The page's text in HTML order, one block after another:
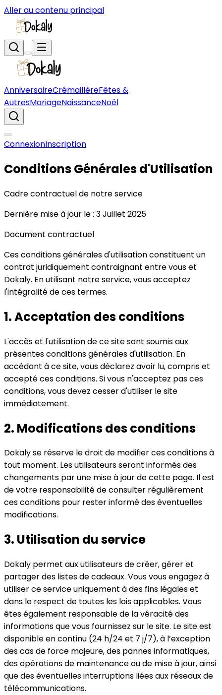
Aller au contenu principal
AnniversaireCrémaillèreFêtes &
AutresMariageNaissanceNoël
ConnexionInscription
Conditions Générales d'Utilisation
Cadre contractuel de notre service
Dernière mise à jour le : 3 Juillet 2025
Document contractuel
Ces conditions générales d'utilisation constituent un
contrat juridiquement contraignant entre vous et
Dokaly. En utilisant notre service, vous acceptez
l'intégralité de ces termes.
1.Acceptation des conditions
L'accès et l'utilisation de ce site sont soumis aux
présentes conditions générales d'utilisation. En
accédant à ce site, vous déclarez avoir lu, compris et
accepté ces conditions. Si vous n'acceptez pas ces
conditions, vous devez cesser d'utiliser le site
immédiatement.
2. Modifications des conditions
Dokaly se réserve le droit de modifier ces conditions à
tout moment. Les utilisateurs seront informés des
changements par une mise à jour de cette page. Il est
de votre responsabilité de consulter régulièrement
ces conditions pour rester informé des éventuelles
modifications.
3. Utilisation du service
Dokaly permet aux utilisateurs de créer, gérer et
partager des listes de cadeaux. Vous vous engagez à
utiliser ce service uniquement à des fins légales et
dans le respect de toutes les lois applicables. Vous
êtes également responsable de la véracité des
informations que vous fournissez sur le site. Le site est
disponible en continu (24 h/24 et 7 j/7), à l’exception
des cas de force majeure, des pannes informatiques,
des opérations de maintenance ou de mise à jour, ainsi
que des éventuelles interruptions liées aux réseaux de
télécommunications.